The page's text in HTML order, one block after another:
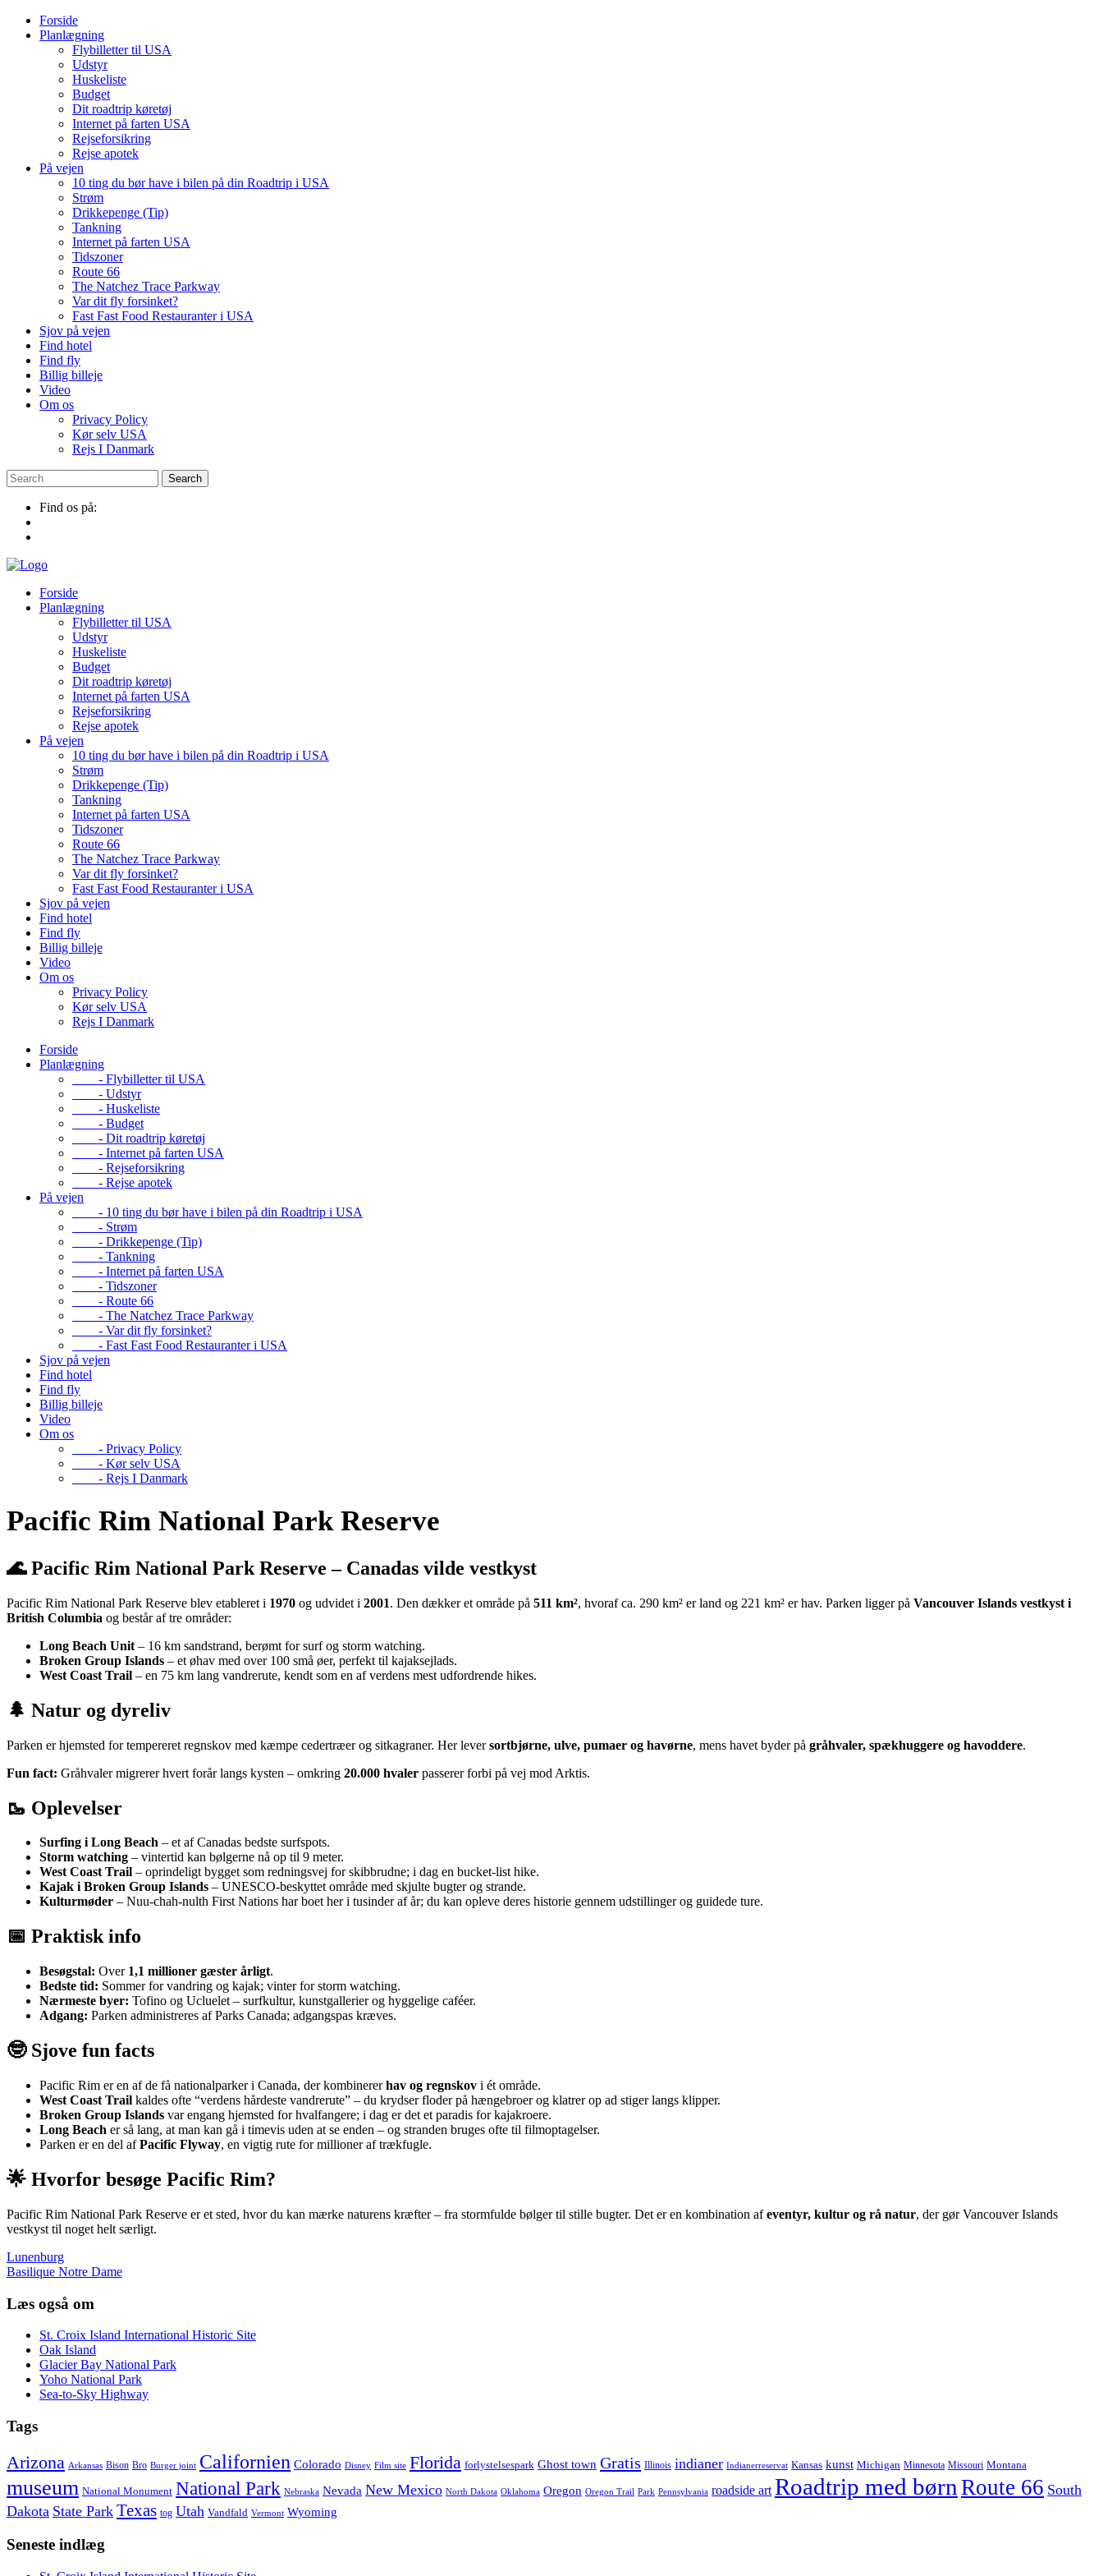
Forside
Planlægning
Flybilletter til USA
Udstyr
Huskeliste
Budget
Dit roadtrip køretøj
Internet på farten USA
Rejseforsikring
Rejse apotek
På vejen
10 ting du bør have i bilen på din Roadtrip i USA
Strøm
Drikkepenge (Tip)
Tankning
Internet på farten USA
Tidszoner
Route 66
The Natchez Trace Parkway
Var dit fly forsinket?
Fast Fast Food Restauranter i USA
Sjov på vejen
Find hotel
Find fly
Billig billeje
Video
Om os
Privacy Policy
Kør selv USA
Rejs I Danmark
Find os på:
Forside
Planlægning
Flybilletter til USA
Udstyr
Huskeliste
Budget
Dit roadtrip køretøj
Internet på farten USA
Rejseforsikring
Rejse apotek
På vejen
10 ting du bør have i bilen på din Roadtrip i USA
Strøm
Drikkepenge (Tip)
Tankning
Internet på farten USA
Tidszoner
Route 66
The Natchez Trace Parkway
Var dit fly forsinket?
Fast Fast Food Restauranter i USA
Sjov på vejen
Find hotel
Find fly
Billig billeje
Video
Om os
Privacy Policy
Kør selv USA
Rejs I Danmark
Forside
Planlægning
- Flybilletter til USA
- Udstyr
- Huskeliste
- Budget
- Dit roadtrip køretøj
- Internet på farten USA
- Rejseforsikring
- Rejse apotek
På vejen
- 10 ting du bør have i bilen på din Roadtrip i USA
- Strøm
- Drikkepenge (Tip)
- Tankning
- Internet på farten USA
- Tidszoner
- Route 66
- The Natchez Trace Parkway
- Var dit fly forsinket?
- Fast Fast Food Restauranter i USA
Sjov på vejen
Find hotel
Find fly
Billig billeje
Video
Om os
- Privacy Policy
- Kør selv USA
- Rejs I Danmark
Pacific Rim National Park Reserve
🌊 Pacific Rim National Park Reserve – Canadas vilde vestkyst
Pacific Rim National Park Reserve blev etableret i 1970 og udvidet i 2001. Den dækker et område på 511 km², hvoraf ca. 290 km² er land og 221 km² er hav. Parken ligger på Vancouver Islands vestkyst i
British Columbia og består af tre områder:
Long Beach Unit – 16 km sandstrand, berømt for surf og storm watching.
Broken Group Islands – et øhav med over 100 små øer, perfekt til kajaksejlads.
West Coast Trail – en 75 km lang vandrerute, kendt som en af verdens mest udfordrende hikes.
🌲 Natur og dyreliv
Parken er hjemsted for tempereret regnskov med kæmpe cedertræer og sitkagraner. Her leversortbjørne, ulve, pumaer og havørne, mens havet byder på gråhvaler, spækhuggere og havoddere.
Fun fact: Gråhvaler migrerer hvert forår langs kysten – omkring 20.000 hvaler passerer forbi på vej mod Arktis.
🥾 Oplevelser
Surfing i Long Beach – et af Canadas bedste surfspots.
Storm watching – vintertid kan bølgerne nå op til 9 meter.
West Coast Trail – oprindeligt bygget som redningsvej for skibbrudne; i dag en bucket‑list hike.
Kajak i Broken Group Islands – UNESCO‑beskyttet område med skjulte bugter og strande.
Kulturmøder – Nuu‑chah‑nulth First Nations har boet her i tusinder af år; du kan opleve deres historie gennem udstillinger og guidede ture.
📅 Praktisk info
Besøgstal: Over 1,1 millioner gæster årligt.
Bedste tid: Sommer for vandring og kajak; vinter for storm watching.
Nærmeste byer: Tofino og Ucluelet – surfkultur, kunstgallerier og hyggelige caféer.
Adgang: Parken administreres af Parks Canada; adgangspas kræves.
🤓 Sjove fun facts
Pacific Rim er en af de få nationalparker i Canada, der kombinererhav og regnskov i ét område.
West Coast Trail kaldes ofte “verdens hårdeste vandrerute” – du krydser floder på hængebroer og klatrer op ad stiger langs klipper.
Broken Group Islands var engang hjemsted for hvalfangere; i dag er det et paradis for kajakroere.
Long Beach er så lang, at man kan gå i timevis uden at se enden – og stranden bruges ofte til filmoptagelser.
Parken er en del afPacific Flyway, en vigtig rute for millioner af trækfugle.
🌟 Hvorfor besøge Pacific Rim?
Pacific Rim National Park Reserve er et sted, hvor du kan mærke naturens kræfter – fra stormfulde bølger til stille bugter. Det er en kombination afeventyr, kultur og rå natur, der gør Vancouver Islands
vestkyst til noget helt særligt.
Lunenburg
Basilique Notre Dame
Læs også om
St. Croix Island International Historic Site
Oak Island
Glacier Bay National Park
Yoho National Park
Sea-to-Sky Highway
Tags
Arizona Arkansas Bison Bro Burger joint Californien Colorado Disney Film site Florida forlystelsespark Ghost town Gratis Illinois indianer Indianerreservat Kansas kunst Michigan Minnesota Missouri Montana
museum National Monument National Park Nebraska Nevada New Mexico North Dakota Oklahoma Oregon Oregon Trail Park Pennsylvania roadside art Roadtrip med børn Route 66 South
Dakota State Park Texas tog Utah Vandfald Vermont Wyoming
Seneste indlæg